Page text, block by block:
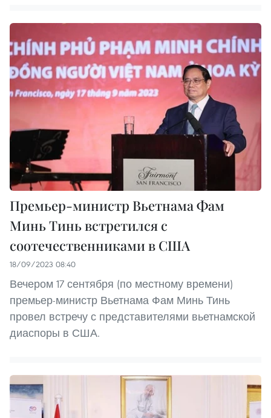
Премьер-министр Вьетнама Фам
Минь Тинь встретился с
соотечественниками в США
18/09/2023 08:40
Вечером 17 сентября (по местному времени)
премьер-министр Вьетнама Фам Минь Тинь
провел встречу с представителями вьетнамской
диаспоры в США.